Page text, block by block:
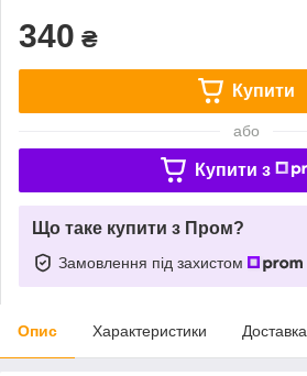
340 ₴
Купити
або
Купити з
Що таке купити з Пром?
Замовлення під захистом
Опис Характеристики Доставка